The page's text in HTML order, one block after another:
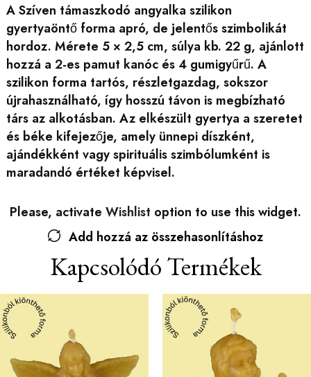
A Szíven támaszkodó angyalka szilikon
gyertyaöntő forma apró, de jelentős szimbolikát
hordoz. Mérete 5 × 2,5 cm, súlya kb. 22 g, ajánlott
hozzá a 2-es pamut kanóc és 4 gumigyűrű. A
szilikon forma tartós, részletgazdag, sokszor
újrahasználható, így hosszú távon is megbízható
társ az alkotásban. Az elkészült gyertya a szeretet
és béke kifejezője, amely ünnepi díszként,
ajándékként vagy spirituális szimbólumként is
maradandó értéket képvisel.
Please, activate Wishlist option to use this widget.
Add hozzá az összehasonlításhoz
Kapcsolódó Termékek